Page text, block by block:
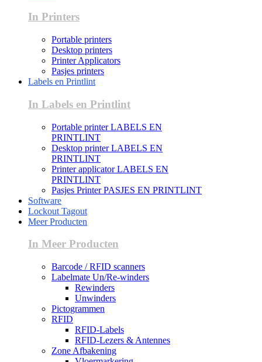
In Printers
Portable printers
Desktop printers
Printer Applicators
Pasjes printers
Labels en Printlint
In Labels en Printlint
Portable printer LABELS EN
PRINTLINT
Desktop printer LABELS EN
PRINTLINT
Printer applicator LABELS EN
PRINTLINT
Pasjes Printer PASJES EN PRINTLINT
Software
Lockout Tagout
Meer Producten
In Meer Producten
Barcode / RFID scanners
Labelmate Un/Re-winders
Rewinders
Unwinders
Pictogrammen
RFID
RFID-Labels
RFID-Lezers & Antennes
Zone Afbakening